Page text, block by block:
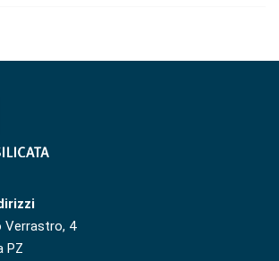
Verrastro, 4
PZ